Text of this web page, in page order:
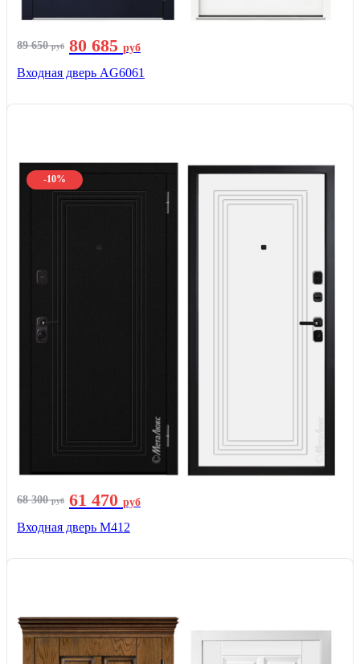
89 650руб 80 685 руб
Входная дверь AG6061
-10%
68 300руб 61 470 руб
Входная дверь М412